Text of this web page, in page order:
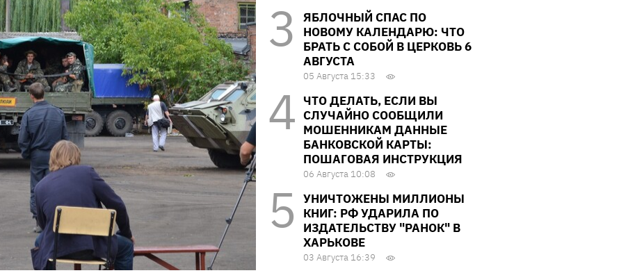
ЯБЛОЧНЫЙ СПАС ПО
НОВОМУ КАЛЕНДАРЮ: ЧТО
БРАТЬ С СОБОЙ В ЦЕРКОВЬ 6
АВГУСТА
05 Августа 15:33
ЧТО ДЕЛАТЬ, ЕСЛИ ВЫ
СЛУЧАЙНО СООБЩИЛИ
МОШЕННИКАМ ДАННЫЕ
БАНКОВСКОЙ КАРТЫ:
ПОШАГОВАЯ ИНСТРУКЦИЯ
06 Августа 10:08
УНИЧТОЖЕНЫ МИЛЛИОНЫ
КНИГ: РФ УДАРИЛА ПО
ИЗДАТЕЛЬСТВУ "РАНОК" В
ХАРЬКОВЕ
03 Августа 16:39